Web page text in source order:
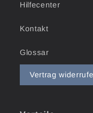
Hilfecenter
Kontakt
Glossar
Vertrag